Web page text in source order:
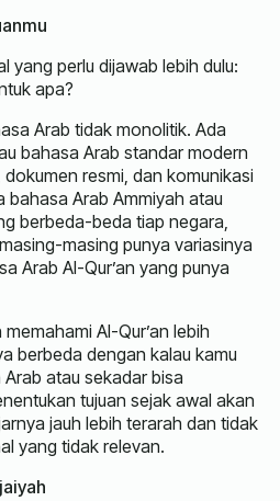
yang perlu dijawab lebih dulu:
apa?
Arab tidak monolitik. Ada
bahasa Arab standar modern
resmi, dan komunikasi
bahasa Arab Ammiyah atau
berbeda-beda tiap negara,
masing punya variasinya
Arab Al-Qur’an yang punya
Al-Qur’an lebih
berbeda dengan kalau kamu
atau sekadar bisa
tujuan sejak awal akan
jauh lebih terarah dan tidak
yang tidak relevan.